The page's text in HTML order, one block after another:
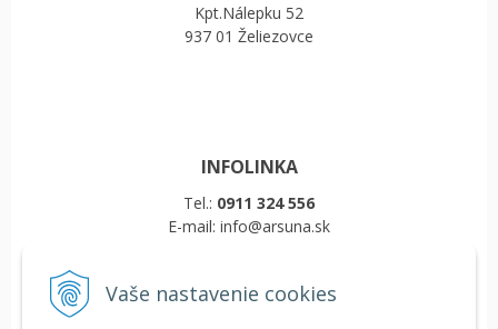
Vaše nastavenie cookies
Kpt.Nálepku 52
937 01 Želiezovce
INFOLINKA
Tel.: 0911 324 556
E-mail: info@arsuna.sk
VŠETKO O NÁKUPE